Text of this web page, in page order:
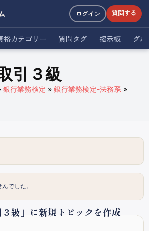
ログイン 質問する
格カテゴリー 質問タグ 掲示板 グ
引３級
銀行業務検定
銀行業務検定-法務系
でした。
３級」に新規トピックを作成